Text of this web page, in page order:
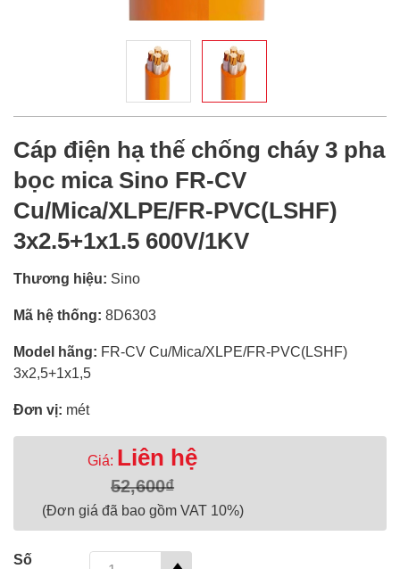
Cáp điện hạ thế chống cháy 3 pha
bọc mica Sino FR-CV
Cu/Mica/XLPE/FR-PVC(LSHF)
3x2.5+1x1.5 600V/1KV
Thương hiệu: Sino
Mã hệ thống: 8D6303
Model hãng: FR-CV Cu/Mica/XLPE/FR-PVC(LSHF)
3x2,5+1x1,5
Đơn vị: mét
Giá: Liên hệ
52,600₫
(Đơn giá đã bao gồm VAT 10%)
Số